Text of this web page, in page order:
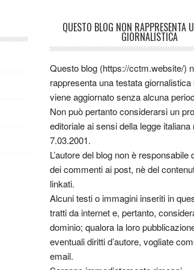
QUESTO BLOG NON RAPPRESENTA
GIORNALISTICA
Questo blog (https://cctm.website/)
rappresenta una testata giornalistica
viene aggiornato senza alcuna
Non può pertanto considerarsi un
editoriale ai sensi della legge italiana
7.03.2001.
L’autore del blog non è responsabile
dei commenti ai post, nè del
linkati.
Alcuni testi o immagini inseriti in
tratti da internet e, pertanto,
dominio; qualora la loro
eventuali diritti d’autore, vogliate
email.